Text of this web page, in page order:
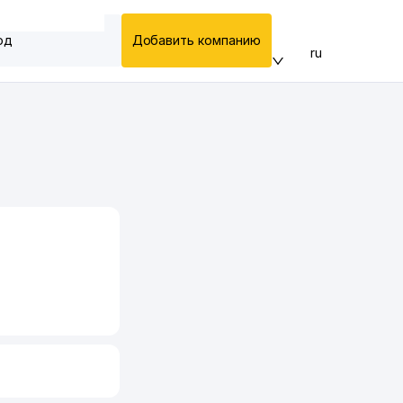
Добавить компанию
ru